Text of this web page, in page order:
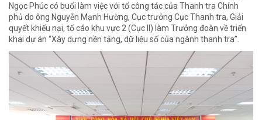
Ngọc Phúc có buổi làm việc với tổ công tác của Thanh tra Chính
phủ do ông Nguyễn Mạnh Hường, Cục trưởng Cục Thanh tra, Giải
quyết khiếu nại, tố cáo khu vực 2 (Cục II) làm Trưởng đoàn về triển
khai dự án “Xây dựng nền tảng, dữ liệu số của ngành thanh tra”.